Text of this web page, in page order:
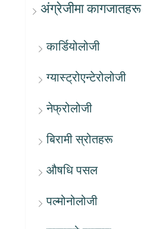
अंग्रेजीमा कागजातहरू
कार्डियोलोजी
ग्यास्ट्रोएन्टेरोलोजी
नेफ्रोलोजी
बिरामी स्रोतहरू
औषधि पसल
पल्मोनोलोजी